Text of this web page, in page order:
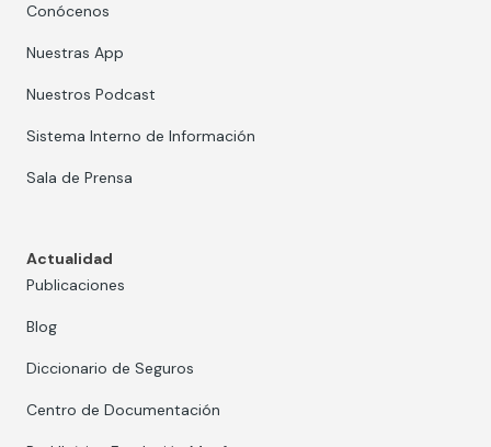
Conócenos
Nuestras App
Nuestros Podcast
Sistema Interno de Información
Sala de Prensa
Actualidad
Publicaciones
Blog
Diccionario de Seguros
Centro de Documentación